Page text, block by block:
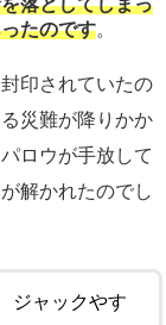
落としてしまっ
たのです。
印されていたの
災難が降りかか
ロウが手放して
解かれたのでし
ジャックやす